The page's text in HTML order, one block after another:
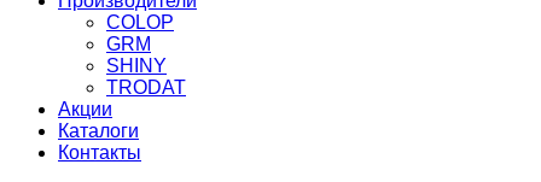
COLOP
GRM
SHINY
TRODAT
Акции
Каталоги
Контакты